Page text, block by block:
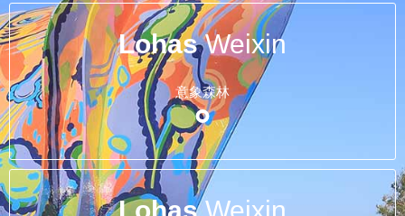
LohasWeixin
意象森林